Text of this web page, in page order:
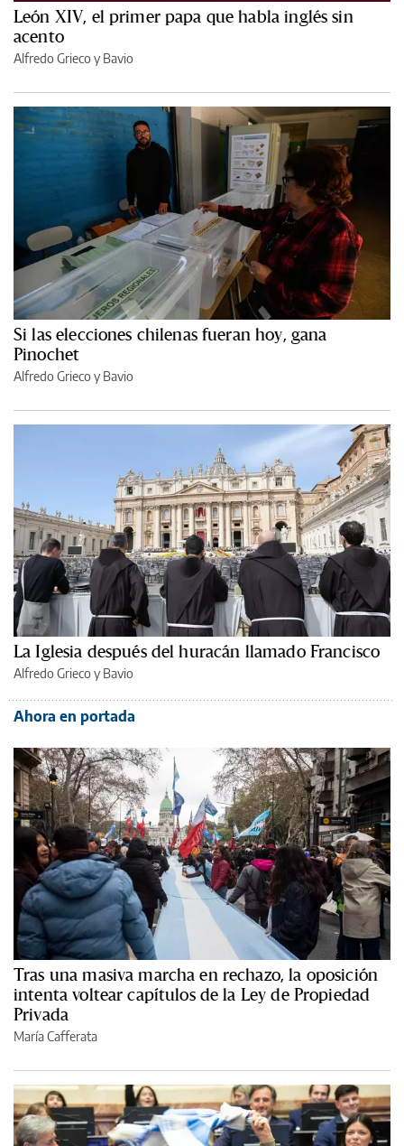
León XIV, el primer papa que habla inglés sin
acento
Alfredo Grieco y Bavio
Si las elecciones chilenas fueran hoy, gana
Pinochet
Alfredo Grieco y Bavio
La Iglesia después del huracán llamado Francisco
Alfredo Grieco y Bavio
Ahora en portada
Tras una masiva marcha en rechazo, la oposición
intenta voltear capítulos de la Ley de Propiedad
Privada
María Cafferata